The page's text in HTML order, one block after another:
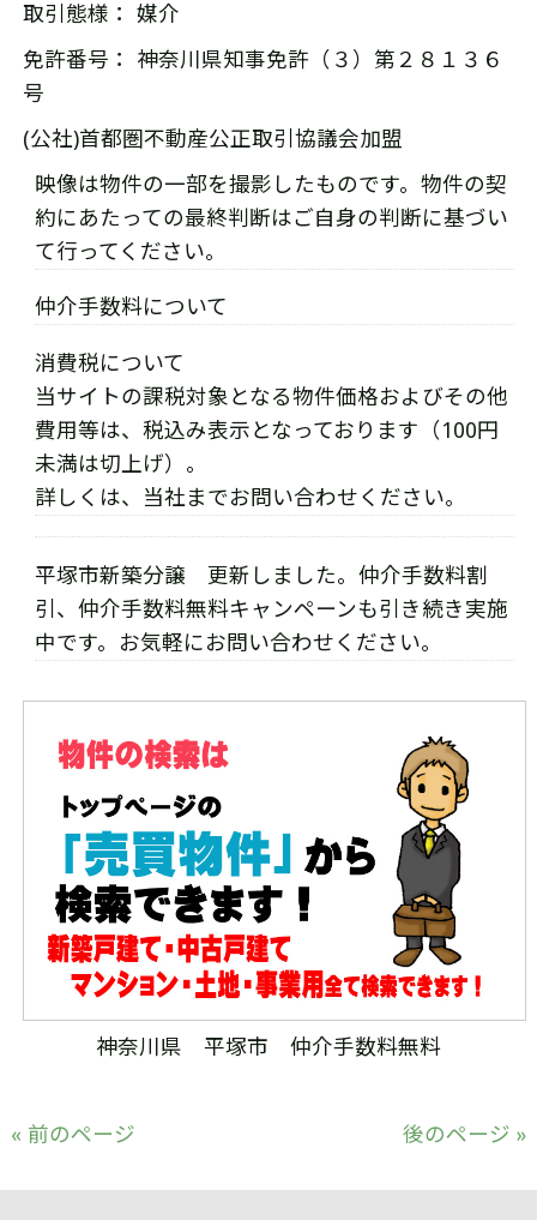
取引態様： 媒介
免許番号： 神奈川県知事免許（３）第２８１３６
号
(公社)首都圏不動産公正取引協議会加盟
映像は物件の一部を撮影したものです。物件の契
約にあたっての最終判断はご自身の判断に基づい
て行ってください。
仲介手数料について
消費税について
当サイトの課税対象となる物件価格およびその他
費用等は、税込み表示となっております（100円
未満は切上げ）。
詳しくは、当社までお問い合わせください。
平塚市新築分譲 更新しました。仲介手数料割
引、仲介手数料無料キャンペーンも引き続き実施
中です。お気軽にお問い合わせください。
神奈川県 平塚市 仲介手数料無料
« 前のページ 後のページ »